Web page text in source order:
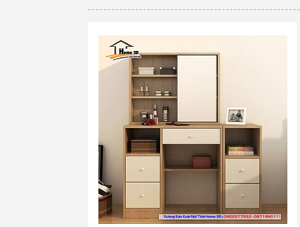
Liên Hệ Tư VấnNội Thất